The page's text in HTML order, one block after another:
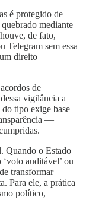
é protegido de
mediante
de fato,
Telegram sem essa
direito
de
vigilância a
tipo exige base
—
Quando o Estado
auditável’ ou
transformar
Para ele, a prática
político,